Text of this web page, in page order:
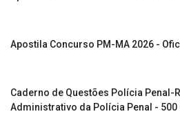
Apostila Concurso PM-MA 2026 -
Caderno de Questões Polícia Penal-
Administrativo da Polícia Penal - 500